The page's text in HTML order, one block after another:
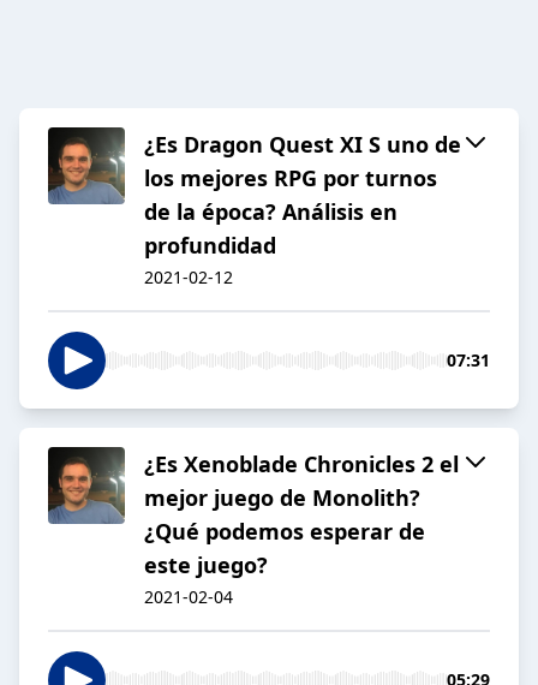
¿Es Dragon Quest XI S uno de
los mejores RPG por turnos
de la época? Análisis en
profundidad
2021-02-12
07:31
¿Es Xenoblade Chronicles 2 el
mejor juego de Monolith?
¿Qué podemos esperar de
este juego?
2021-02-04
05:29